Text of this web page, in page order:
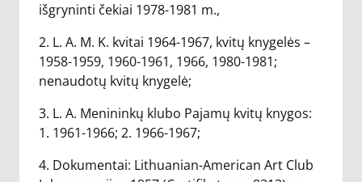
išgryninti čekiai 1978-1981 m.,
2. L. A. M. K. kvitai 1964-1967, kvitų knygelės –
1958-1959, 1960-1961, 1966, 1980-1981;
nenaudotų kvitų knygelė;
3. L. A. Menininkų klubo Pajamų kvitų knygos:
1. 1961-1966; 2. 1966-1967;
4. Dokumentai: Lithuanian-American Art Club